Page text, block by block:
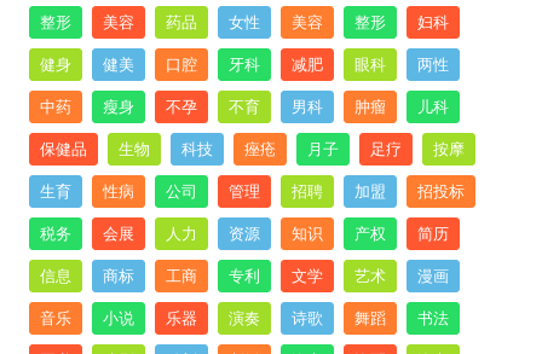
整形 美容 药品 女性 美容 整形 妇科
健身 健美 口腔 牙科 减肥 眼科 两性
中药 瘦身 不孕 不育 男科 肿瘤 儿科
保健品 生物 科技 痤疮 月子 足疗 按摩
生育 性病 公司 管理 招聘 加盟 招投标
税务 会展 人力 资源 知识 产权 简历
信息 商标 工商 专利 文学 艺术 漫画
音乐 小说 乐器 演奏 诗歌 舞蹈 书法